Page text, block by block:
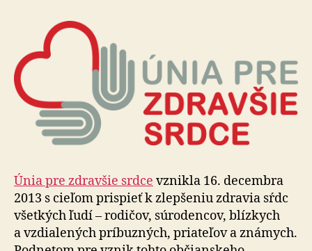
Únia pre zdravšie srdce vznikla 16. decembra
2013 s cieľom prispieť k zlepšeniu zdravia sŕdc
všetkých ľudí – rodičov, súrodencov, blízkych
a vzdialených príbuzných, priateľov a známych.